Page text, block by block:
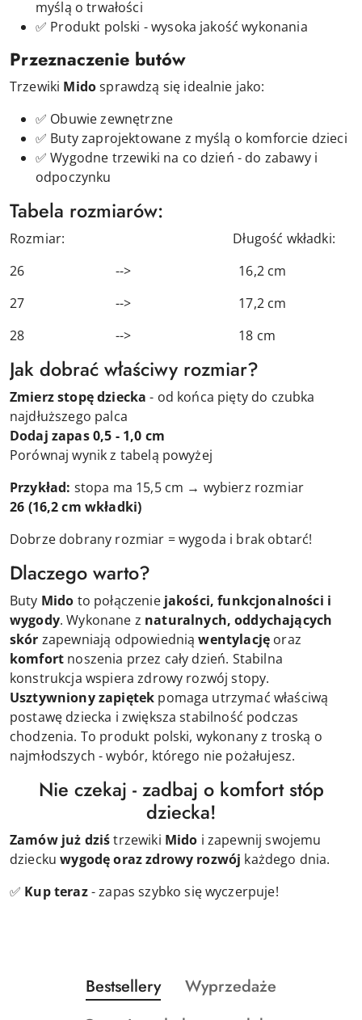
myślą o trwałości
✅ Produkt polski - wysoka jakość wykonania
Przeznaczenie butów
Trzewiki Midosprawdzą się idealnie jako:
✅ Obuwie zewnętrzne
✅ Butyzaprojektowane z myślą o komforcie dzieci
✅ Wygodne trzewiki na co dzień - do zabawy i
odpoczynku
Tabela rozmiarów:
Rozmiar: Długość wkładki:
26 --> 16,2 cm
27 --> 17,2 cm
28 --> 18 cm
Jak dobrać właściwy rozmiar?
Zmierz stopę dziecka - od końca pięty do czubka
najdłuższego palca
Dodaj zapas 0,5 - 1,0 cm
Porównaj wynik z tabelą powyżej
Przykład: stopa ma 15,5 cm → wybierz rozmiar
26 (16,2 cm wkładki)
Dobrze dobrany rozmiar = wygoda i brak obtarć!
Dlaczego warto?
Buty Mido to połączenie jakości, funkcjonalności i
wygody. Wykonane z naturalnych, oddychających
skór zapewniają odpowiedniąwentylację oraz
komfort noszenia przez cały dzień. Stabilna
konstrukcja wspiera zdrowy rozwój stopy.
Usztywniony zapiętek pomaga utrzymać właściwą
postawę dziecka i zwiększa stabilność podczas
chodzenia. To produkt polski, wykonany z troską o
najmłodszych - wybór, którego nie pożałujesz.
Nie czekaj - zadbaj o komfort stóp
dziecka!
Zamów już dziśtrzewiki Mido i zapewnij swojemu
dzieckuwygodę oraz zdrowy rozwój każdego dnia.
✅ Kup teraz- zapas szybko się wyczerpuje!
Pomiń karuzelę produktów
Produkty
o
Bestsellery
Produkty
Wyprzedaże